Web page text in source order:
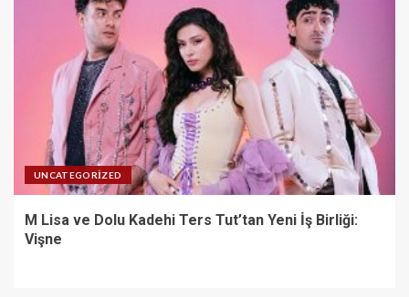
UNCATEGORIZED
M Lisa ve Dolu Kadehi Ters Tut’tan Yeni İş Birliği:
Vişne